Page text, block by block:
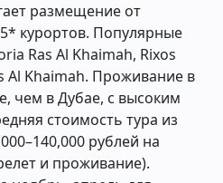
размещение от
курортов. Популярные
Ras Al Khaimah, Rixos
Al Khaimah. Проживание в
чем в Дубае, с высоким
стоимость тура из
рублей на
и проживание).